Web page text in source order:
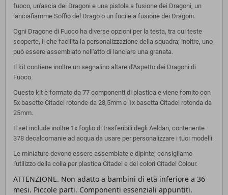
fuoco, un'ascia dei Dragoni e una pistola a fusione dei Dragoni, un
lanciafiamme Soffio del Drago o un fucile a fusione dei Dragoni.
Ogni Dragone di Fuoco ha diverse opzioni per la testa, tra cui teste
scoperte, il che facilita la personalizzazione della squadra; inoltre, uno
può essere assemblato nell'atto di lanciare una granata.
Il kit contiene inoltre un segnalino altare d'Aspetto dei Dragoni di
Fuoco.
Questo kit è formato da 77 componenti di plastica e viene fornito con
5x basette Citadel rotonde da 28,5mm e 1x basetta Citadel rotonda da
25mm.
Il set include inoltre 1x foglio di trasferibili degli Aeldari, contenente
378 decalcomanie ad acqua da usare per personalizzare i tuoi modelli.
Le miniature devono essere assemblate e dipinte; consigliamo
l'utilizzo della colla per plastica Citadel e dei colori Citadel Colour.
ATTENZIONE. Non adatto a bambini di età inferiore a 36
mesi. Piccole parti. Componenti essenziali appuntiti.